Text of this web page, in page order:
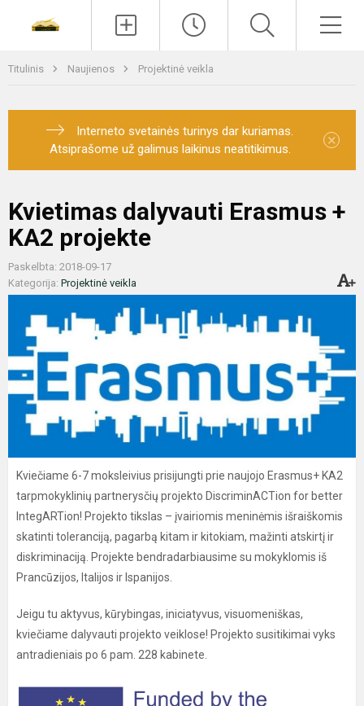
Titulinis Naujienos Projektinė veikla
Interneto svetainės turinys dar kuriamas.
Atsiprašome už galimus laikinus neatitikimus.
×
Kvietimas dalyvauti Erasmus +
KA2 projekte
Paskelbta: 2018-09-17
Kategorija: Projektinė veikla
Kviečiame 6-7 moksleivius prisijungti prie naujojo Erasmus+ KA2
tarpmokyklinių partnerysčių projekto DiscriminACTion for better
IntegARTion! Projekto tikslas – įvairiomis meninėmis išraiškomis
skatinti toleranciją, pagarbą kitam ir kitokiam, mažinti atskirtį ir
diskriminaciją. Projekte bendradarbiausime su mokyklomis iš
Prancūzijos, Italijos ir Ispanijos.
Jeigu tu aktyvus, kūrybingas, iniciatyvus, visuomeniškas,
kviečiame dalyvauti projekto veiklose! Projekto susitikimai vyks
antradieniais po 6 pam. 228 kabinete.